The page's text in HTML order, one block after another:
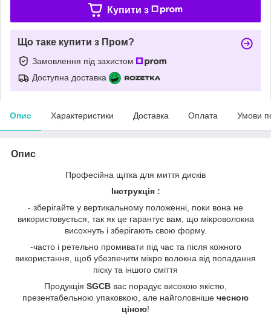
Купити з
Що таке купити з Пром?
Замовлення під захистом
Доступна доставка
Опис Характеристики Доставка Оплата Умови
Опис
Професійна щітка для миття дисків
Інструкція :
- зберігайте у вертикальному положенні, поки вона не
використовується, так як це гарантує вам, що мікроволокна
висохнуть і зберігають свою форму.
-часто і ретельно промивати під час та після кожного
використання, щоб убезпечити мікро волокна від попадання
піску та іншого сміття
Продукція SGCB вас порадує високою якістю,
презентабельною упаковкою, але найголовніше чесною
ціною!